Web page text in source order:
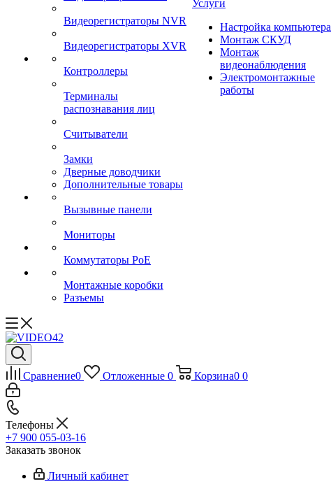
Видеорегистраторы NVR
Видеорегистраторы XVR
Контроллеры
Терминалы
распознавания лиц
Считыватели
Замки
Дверные доводчики
Дополнительные товары
Вызывные панели
Мониторы
Коммутаторы PoE
Монтажные коробки
Разъемы
Услуги
Настройка компьютера
Монтаж СКУД
Монтаж
видеонаблюдения
Электромонтажные
работы
Сравнение0 Отложенные 0 Корзина0 0
Телефоны
+7 900 055-03-16
Заказать звонок
Личный кабинет